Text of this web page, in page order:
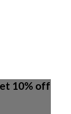
10% off